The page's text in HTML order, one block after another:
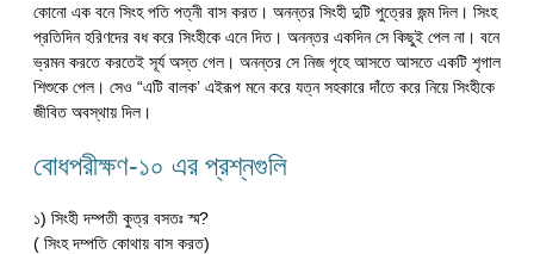
কোনো এক বনে সিংহ পতি পত্নী বাস করত। অনন্তর সিংহী দুটি পুত্রের জন্ম দিল। সিংহ
প্রতিদিন হরিণদের বধ করে সিংহীকে এনে দিত। অনন্তর একদিন সে কিছুই পেল না। বনে
ভ্রমন করতে করতেই সূর্য অস্ত গেল। অনন্তর সে নিজ গৃহে আসতে আসতে একটি শৃগাল
শিশুকে পেল। সেও “এটি বালক’ এইরূপ মনে করে যত্ন সহকারে দাঁতে করে নিয়ে সিংহীকে
জীবিত অবস্থায় দিল।
বোধপরীক্ষণ-১০ এর প্রশ্নগুলি
১) সিংহী দম্পতী কুত্র বসতঃ স্ম?
( সিংহ দম্পতি কোথায় বাস করত)